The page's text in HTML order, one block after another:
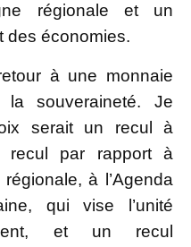
régionale et un
des économies.
à une monnaie
la souveraineté. Je
serait un recul à
recul par rapport à
régionale, à l’Agenda
qui vise l’unité
et un recul